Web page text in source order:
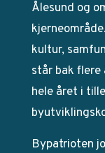
Ålesund og
kultur,
står bak flere
hele året i
Bypatrioten